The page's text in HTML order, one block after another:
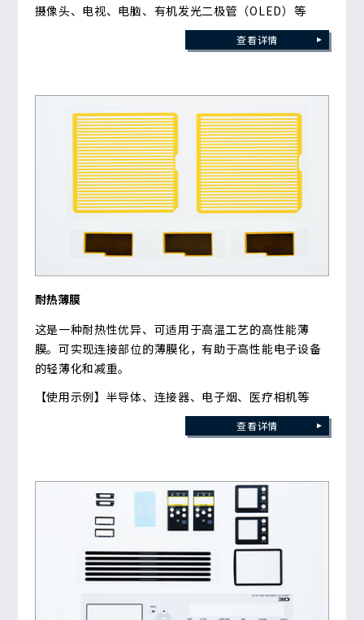
摄像头、电视、电脑、有机发光二极管（OLED）等
查看详情
耐热薄膜
这是一种耐热性优异、可适用于高温工艺的高性能薄
膜。可实现连接部位的薄膜化，有助于高性能电子设备
的轻薄化和减重。
【使用示例】半导体、连接器、电子烟、医疗相机等
查看详情